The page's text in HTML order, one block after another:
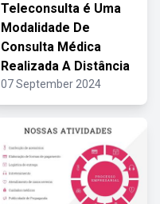
Teleconsulta é Uma
Modalidade De
Consulta Médica
Realizada A Distância
07 September 2024